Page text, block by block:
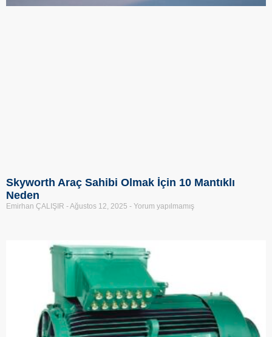
Skyworth Araç Sahibi Olmak İçin 10 Mantıklı
Neden
Emirhan ÇALIŞIR Ağustos 12, 2025 Yorum yapılmamış